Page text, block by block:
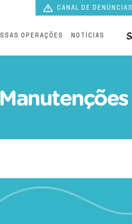
CANAL DE DENÚNCIAS
OPERAÇÕES NOTÍCIAS